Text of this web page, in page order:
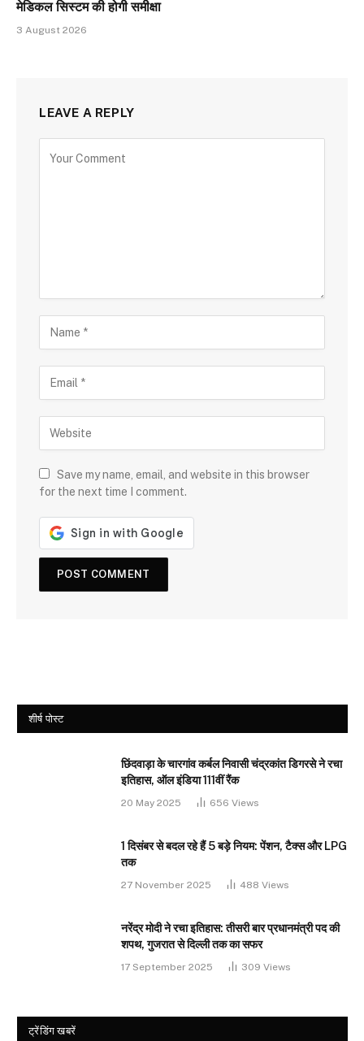
मेडिकल सिस्टम की होगी समीक्षा
3 August 2026
LEAVE A REPLY
Save my name, email, and website in this browser
for the next time I comment.
शीर्ष पोस्ट
छिंदवाड़ा के चारगांव कर्बल निवासी चंद्रकांत डिगरसे ने रचा
इतिहास, ऑल इंडिया 111वीं रैंक
20 May 2025 656 Views
1 दिसंबर से बदल रहे हैं 5 बड़े नियम: पेंशन, टैक्स और LPG
तक
27 November 2025 488 Views
नरेंद्र मोदी ने रचा इतिहास: तीसरी बार प्रधानमंत्री पद की
शपथ, गुजरात से दिल्ली तक का सफर
17 September 2025 309 Views
ट्रेंडिंग खबरें